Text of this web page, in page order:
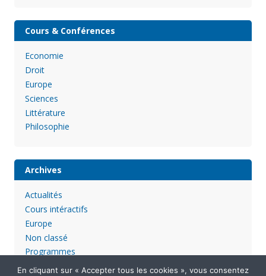
Cours & Conférences
Economie
Droit
Europe
Sciences
Littérature
Philosophie
Archives
Actualités
Cours intéractifs
Europe
Non classé
Programmes
En cliquant sur « Accepter tous les cookies », vous consentez